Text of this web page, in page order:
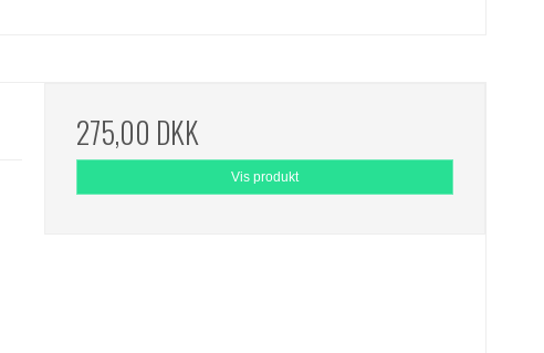
275,00 DKK
Vis produkt